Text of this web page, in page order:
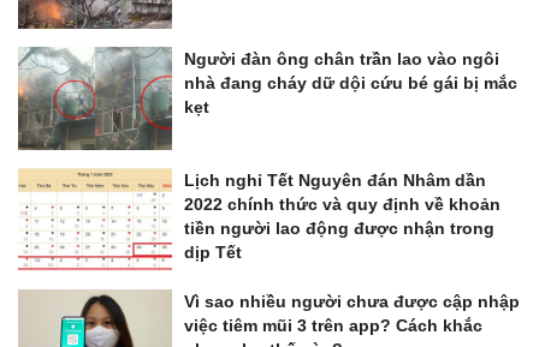
Người đàn ông chân trần lao vào ngôi
nhà đang cháy dữ dội cứu bé gái bị mắc
kẹt
Lịch nghỉ Tết Nguyên đán Nhâm dần
2022 chính thức và quy định về khoản
tiền người lao động được nhận trong
dịp Tết
Vì sao nhiều người chưa được cập nhập
việc tiêm mũi 3 trên app? Cách khắc